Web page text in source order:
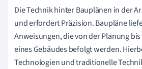
Die Technik hinter Bauplänen in der
und erfordert Präzision. Baupläne
Anweisungen, die von der Planung
eines Gebäudes befolgt werden.
Technologien und traditionelle